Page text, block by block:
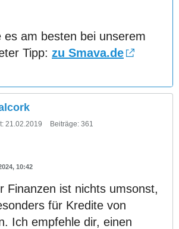
es am besten bei unserem
Tipp: zu Smava.de
21.02.2019 Beiträge: 361
10:42
Finanzen ist nichts umsonst,
für Kredite von
Ich empfehle dir, einen